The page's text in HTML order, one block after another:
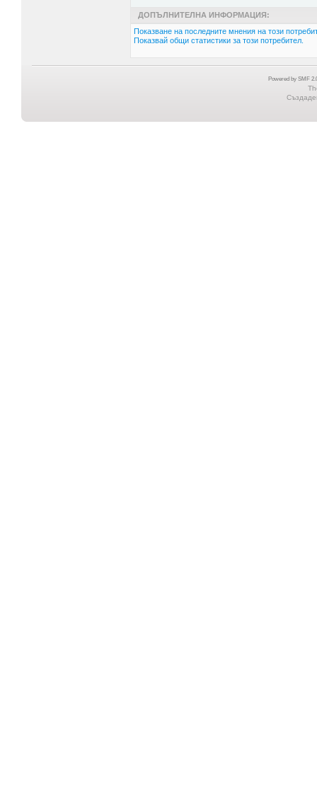
ДОПЪЛНИТЕЛНА ИНФОРМАЦИЯ:
Показване на последните мнения на този
Показвай общи статистики за този потребител.
Powered by SMF